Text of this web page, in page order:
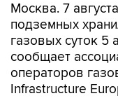
Москва. 7
подземных
газовых суток 5
сообщает
операторов
Infrastructure